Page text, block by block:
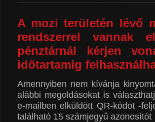
A mozi területén lévő
rendszerrel vannak
pénztárnál kérjen
időtartamig felhasználh
Amennyiben nem kívánja
alábbi megoldásokat is
e-mailben elküldött QR-kódot -
található 15 számjegyű azonosítót